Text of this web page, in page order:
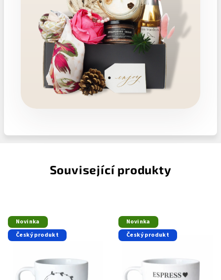
Související produkty
Novinka
Český produkt
Novinka
Český produkt